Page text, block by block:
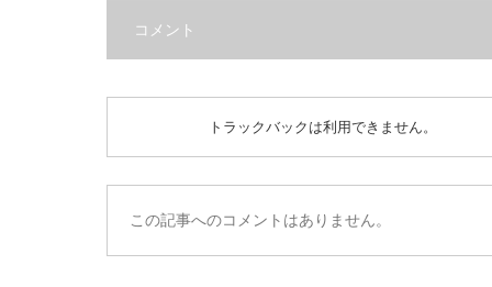
コメント
トラックバックは利用できません。
この記事へのコメントはありません。